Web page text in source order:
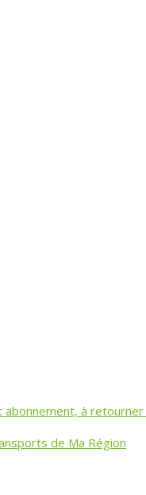
abonnement, à retourner
de Ma Région